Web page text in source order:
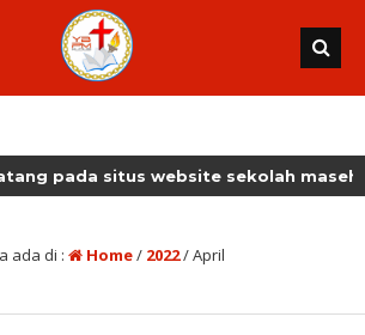
situs website sekolah masehi kudus
ada di : Home/ 2022/April